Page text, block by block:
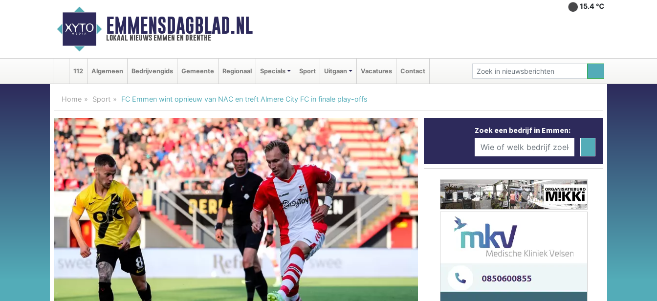
EMMENSDAGBLAD.NL
lokaal nieuws emmen en drenthe
15.4 ℃
112 Algemeen Bedrijvengids Gemeente Regionaal Specials Sport Uitgaan Vacatures Contact
Home Sport FC Emmen wint opnieuw van NAC en treft Almere City FC in finale play-offs
Zoek een bedrijf in Emmen: